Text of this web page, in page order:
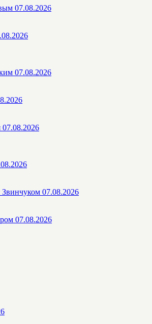
07.08.2026
07.08.2026
07.08.2026
07.08.2026